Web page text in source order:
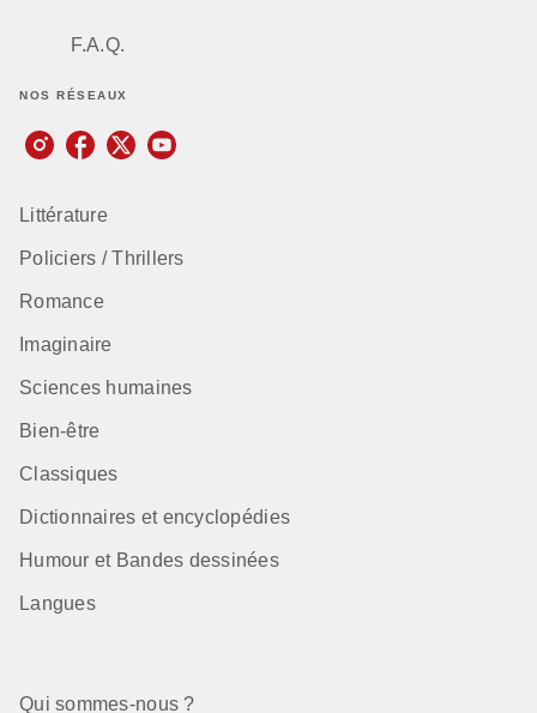
F.A.Q.
NOS RÉSEAUX
Littérature
Policiers / Thrillers
Romance
Imaginaire
Sciences humaines
Bien-être
Classiques
Dictionnaires et encyclopédies
Humour et Bandes dessinées
Langues
Qui sommes-nous ?